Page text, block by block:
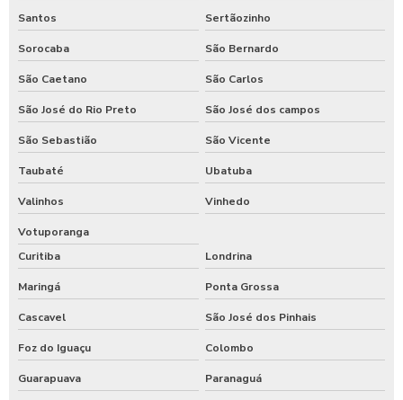
Santos Sertãozinho
Sorocaba São Bernardo
São Caetano São Carlos
São José do Rio Preto São José dos campos
São Sebastião São Vicente
Taubaté Ubatuba
Valinhos Vinhedo
Votuporanga
Curitiba
Londrina
Maringá Ponta Grossa
Cascavel São José dos Pinhais
Foz do Iguaçu Colombo
Guarapuava Paranaguá